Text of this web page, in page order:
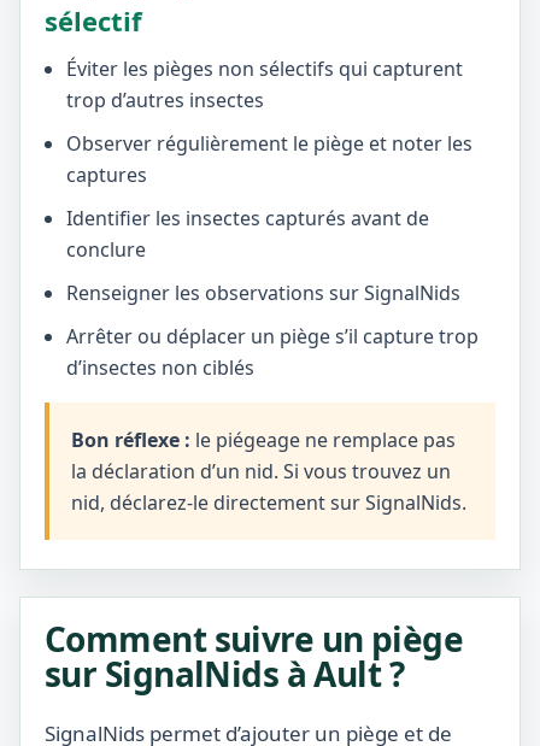
sélectif
Éviter les pièges non sélectifs qui capturent
trop d’autres insectes
Observer régulièrement le piège et noter les
captures
Identifier les insectes capturés avant de
conclure
Renseigner les observations sur SignalNids
Arrêter ou déplacer un piège s’il capture trop
d’insectes non ciblés
Bon réflexe : le piégeage ne remplace pas
la déclaration d’un nid. Si vous trouvez un
nid, déclarez-le directement sur SignalNids.
Comment suivre un piège
sur SignalNids à Ault ?
SignalNids permet d’ajouter un piège et de